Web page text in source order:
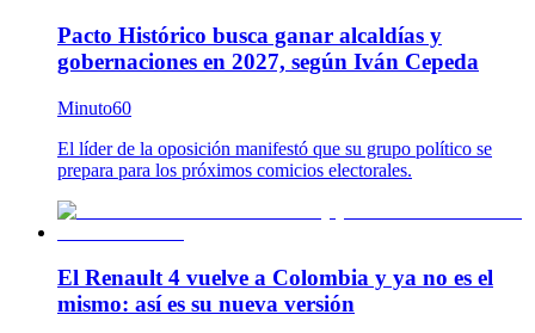
Pacto Histórico busca ganar alcaldías y
gobernaciones en 2027, según Iván Cepeda
Minuto60
El líder de la oposición manifestó que su grupo político se
prepara para los próximos comicios electorales.
El Renault 4 vuelve a Colombia y ya no es el
mismo: así es su nueva versión